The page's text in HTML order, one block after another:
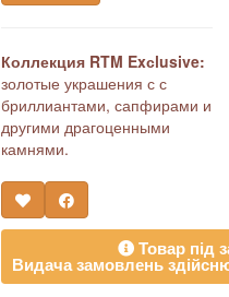
Коллекция RTM Exсlusive:
золотые украшения с с
бриллиантами, сапфирами и
другими драгоценными
камнями.
Товар під
Видача замовлень